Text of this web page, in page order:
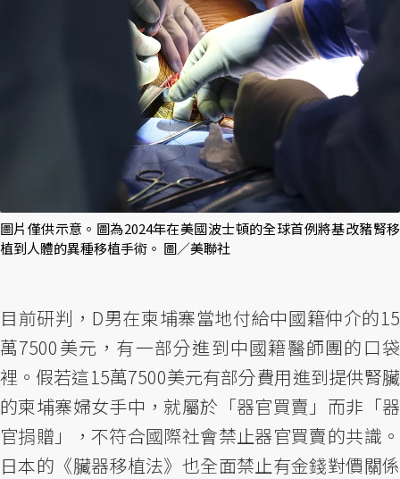
圖片僅供示意。圖為2024年在美國波士頓的全球首例將基改豬腎移
植到人體的異種移植手術。 圖／美聯社
目前研判，D男在柬埔寨當地付給中國籍仲介的15
萬7500美元，有一部分進到中國籍醫師團的口袋
裡。假若這15萬7500美元有部分費用進到提供腎臟
的柬埔寨婦女手中，就屬於「器官買賣」而非「器
官捐贈」，不符合國際社會禁止器官買賣的共識。
日本的《臟器移植法》也全面禁止有金錢對價關係